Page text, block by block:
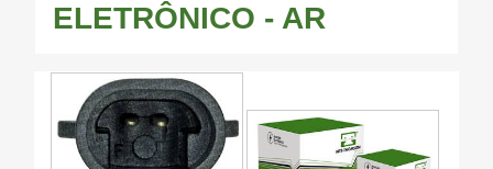
ELETRÔNICO - AR